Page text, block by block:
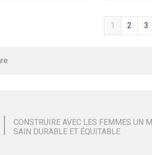
1 2 3
CONSTRUIRE AVEC LES FEMMES UN
SAIN DURABLE ET ÉQUITABLE